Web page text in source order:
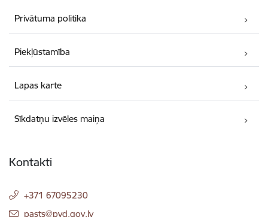
Privātuma politika
Piekļūstamība
Lapas karte
Sīkdatņu izvēles maiņa
Kontakti
+371 67095230
E-pasts:
pasts@pvd.gov.lv